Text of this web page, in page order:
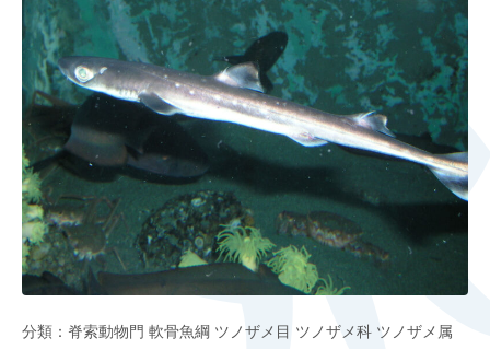
分類：脊索動物門 軟骨魚綱 ツノザメ目 ツノザメ科 ツノザメ属